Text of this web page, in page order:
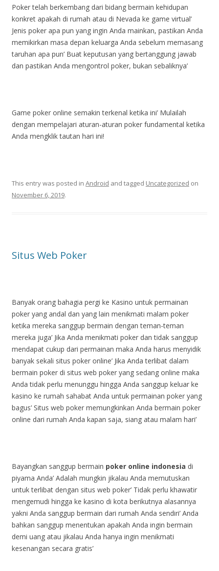
Poker telah berkembang dari bidang bermain kehidupan
konkret apakah di rumah atau di Nevada ke game virtual’
Jenis poker apa pun yang ingin Anda mainkan, pastikan Anda
memikirkan masa depan keluarga Anda sebelum memasang
taruhan apa pun’ Buat keputusan yang bertanggung jawab
dan pastikan Anda mengontrol poker, bukan sebaliknya’
Game poker online semakin terkenal ketika ini’ Mulailah
dengan mempelajari aturan-aturan poker fundamental ketika
Anda mengklik tautan hari ini!
This entry was posted in Android and tagged Uncategorized on
November 6, 2019.
Situs Web Poker
Banyak orang bahagia pergi ke Kasino untuk permainan
poker yang andal dan yang lain menikmati malam poker
ketika mereka sanggup bermain dengan teman-teman
mereka juga’ Jika Anda menikmati poker dan tidak sanggup
mendapat cukup dari permainan maka Anda harus menyidik
banyak sekali situs poker online’ Jika Anda terlibat dalam
bermain poker di situs web poker yang sedang online maka
Anda tidak perlu menunggu hingga Anda sanggup keluar ke
kasino ke rumah sahabat Anda untuk permainan poker yang
bagus’ Situs web poker memungkinkan Anda bermain poker
online dari rumah Anda kapan saja, siang atau malam hari’
Bayangkan sanggup bermain poker online indonesia di
piyama Anda’ Adalah mungkin jikalau Anda memutuskan
untuk terlibat dengan situs web poker’ Tidak perlu khawatir
mengemudi hingga ke kasino di kota berikutnya alasannya
yakni Anda sanggup bermain dari rumah Anda sendiri’ Anda
bahkan sanggup menentukan apakah Anda ingin bermain
demi uang atau jikalau Anda hanya ingin menikmati
kesenangan secara gratis’